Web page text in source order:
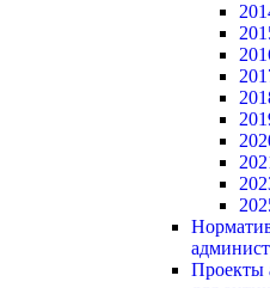
Проекты